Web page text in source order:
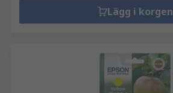
Lägg i korgen